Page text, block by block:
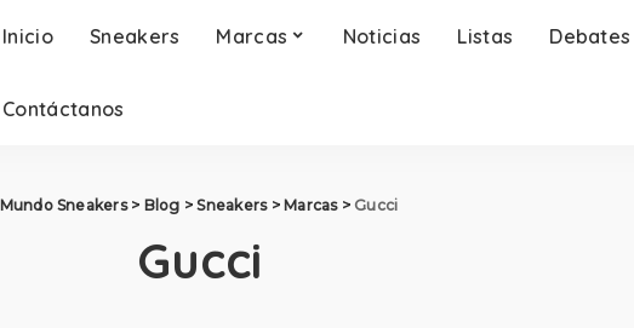
Inicio Sneakers Marcas Noticias Listas
Contáctanos
Mundo Sneakers> Blog >Sneakers> Marcas> Gucci
Gucci